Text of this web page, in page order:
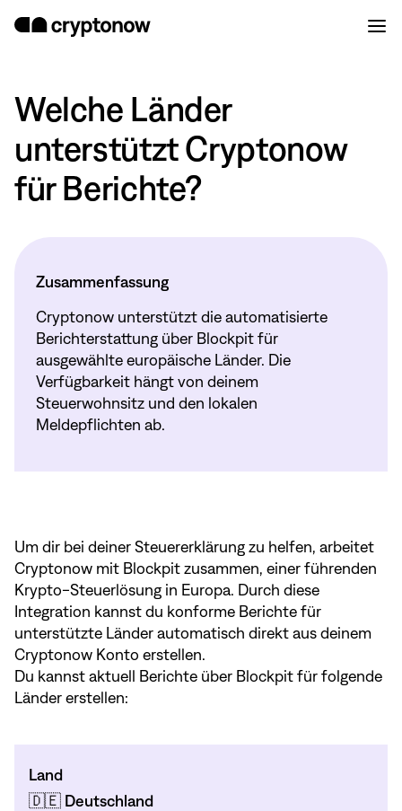
Welche Länder
unterstützt Cryptonow
für Berichte?
Zusammenfassung
Cryptonow unterstützt die automatisierte
Berichterstattung über Blockpit für
ausgewählte europäische Länder. Die
Verfügbarkeit hängt von deinem
Steuerwohnsitz und den lokalen
Meldepflichten ab.
Um dir bei deiner Steuererklärung zu helfen, arbeitet
Cryptonow mit Blockpit zusammen, einer führenden
Krypto-Steuerlösung in Europa. Durch diese
Integration kannst du konforme Berichte für
unterstützte Länder automatisch direkt aus deinem
Cryptonow Konto erstellen.
Du kannst aktuell Berichte über Blockpit für folgende
Länder erstellen:
Land
🇩🇪 Deutschland